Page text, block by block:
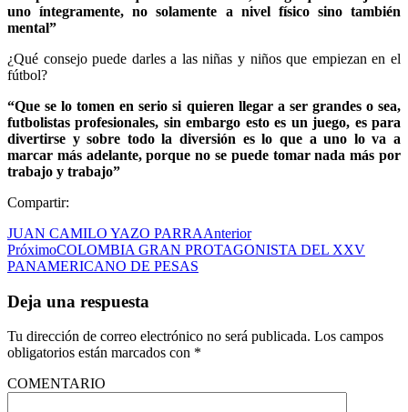
uno íntegramente, no solamente a nivel físico sino también
mental”
¿Qué consejo puede darles a las niñas y niños que empiezan en el
fútbol?
“Que se lo tomen en serio si quieren llegar a ser grandes o sea,
futbolistas profesionales, sin embargo esto es un juego, es para
divertirse y sobre todo la diversión es lo que a uno lo va a
marcar más adelante, porque no se puede tomar nada más por
trabajo y trabajo”
Compartir:
JUAN CAMILO YAZO PARRAAnterior
PróximoCOLOMBIA GRAN PROTAGONISTA DEL XXV
PANAMERICANO DE PESAS
Deja una respuesta
Tu dirección de correo electrónico no será publicada. Los campos
obligatorios están marcados con *
COMENTARIO